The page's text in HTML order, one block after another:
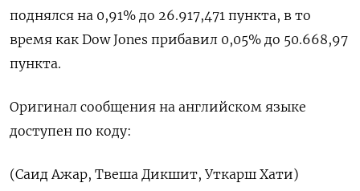
поднялся на 0,91% до 26.917,471 пункта, в то
время как Dow Jones ​прибавил ⁠0,05% до 50.668,97
пункта.
Оригинал сообщения на ‌английском языке
‌доступен по коду:
(Саид ​Ажар, Твеша Дикшит, ‌Уткарш Хати)